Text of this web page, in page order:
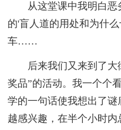
从这堂课中我明白恶
的'盲人道的用处和为什
车……
后来我们又来到了大
奖品”的活动。我一个个
学的一句话使我想出了
越感兴趣，在半个小时